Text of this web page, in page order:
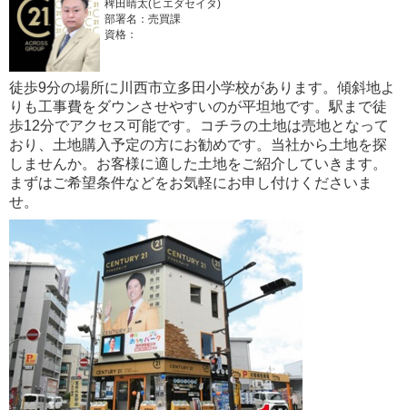
稗田晴太(ヒエダセイタ)
部署名：売買課
資格：
徒歩9分の場所に川西市立多田小学校があります。傾斜地よ
りも工事費をダウンさせやすいのが平坦地です。駅まで徒
歩12分でアクセス可能です。コチラの土地は売地となって
おり、土地購入予定の方にお勧めです。当社から土地を探
しませんか。お客様に適した土地をご紹介していきます。
まずはご希望条件などをお気軽にお申し付けくださいま
せ。